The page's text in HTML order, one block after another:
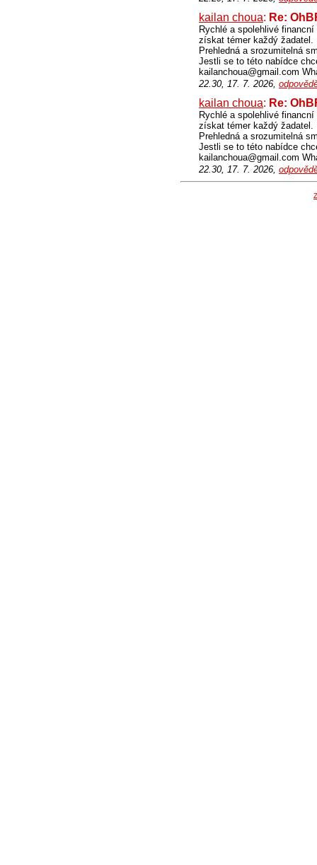
kailan choua: Re:
Rychlé a spolehlivé
získat témer každý
Prehledná a srozumitelná
Jestli se to této nabídce
kailanchoua@gmail.com
22.30, 17. 7. 2026,
kailan choua: Re:
Rychlé a spolehlivé
získat témer každý
Prehledná a srozumitelná
Jestli se to této nabídce
kailanchoua@gmail.com
22.30, 17. 7. 2026,